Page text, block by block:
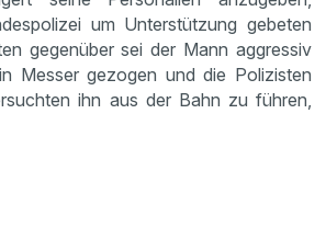
um Unterstützung gebeten
gegenüber sei der Mann aggressiv
Messer gezogen und die Polizisten
ihn aus der Bahn zu führen,